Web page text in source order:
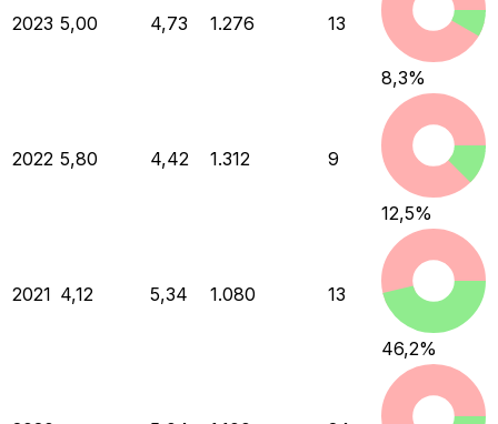
2023 5,00 4,73 1.276 13
8,3%
2022 5,80 4,42 1.312 9
12,5%
2021 4,12 5,34 1.080 13
46,2%